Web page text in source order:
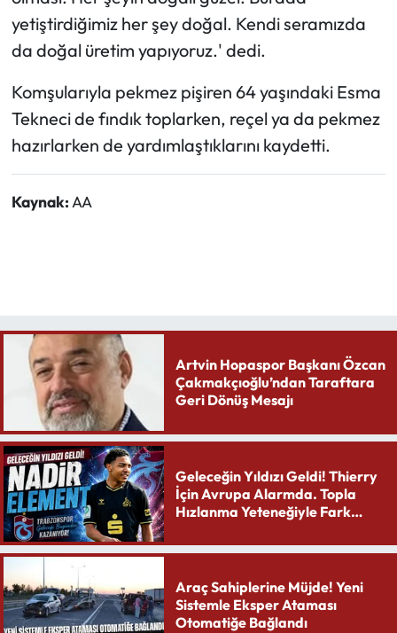
yetiştirdiğimiz her şey doğal. Kendi seramızda
da doğal üretim yapıyoruz.' dedi.
Komşularıyla pekmez pişiren 64 yaşındaki Esma
Tekneci de fındık toplarken, reçel ya da pekmez
hazırlarken de yardımlaştıklarını kaydetti.
Kaynak:AA
Artvin Hopaspor Başkanı Özcan
Çakmakçıoğlu’ndan Taraftara
Geri Dönüş Mesajı
Geleceğin Yıldızı Geldi! Thierry
İçin Avrupa Alarmda. Topla
Hızlanma Yeteneğiyle Fark
Araç Sahiplerine Müjde! Yeni
Sistemle Eksper Ataması
Otomatiğe Bağlandı